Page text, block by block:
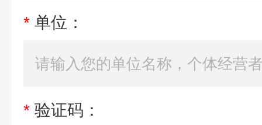
* 单位：
* 验证码：